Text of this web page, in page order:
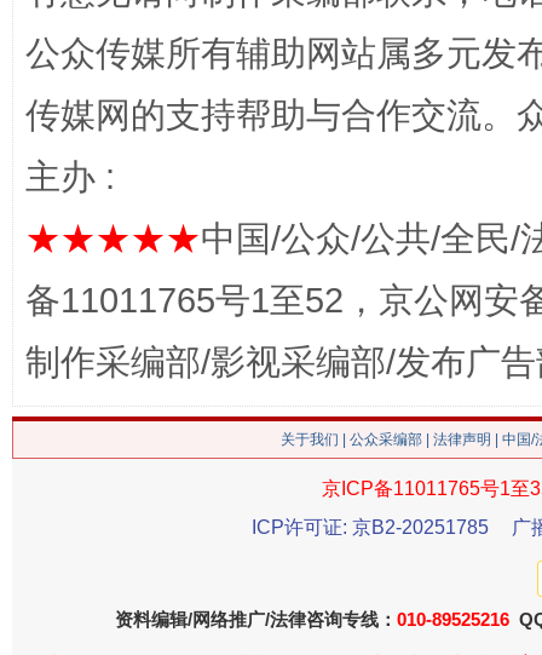
这是一记警钟！ 谢
公众传媒所有辅助网站属多元发
传媒网的支持帮助与合作交流。
主办 :
★★★★★中国/公众/公共/全民/
备11011765号1至52，京公网安
制作采编部/影视采编部/发布广
关于我们 公众采编部 法律声明 | 中国
京ICP备11011765号1至
ICP许可证: 京B2-20251785
广
资料编辑/网络推广/法律咨询专线： 010-89525216